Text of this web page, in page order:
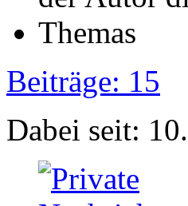
Beiträge: 15
Dabei seit: